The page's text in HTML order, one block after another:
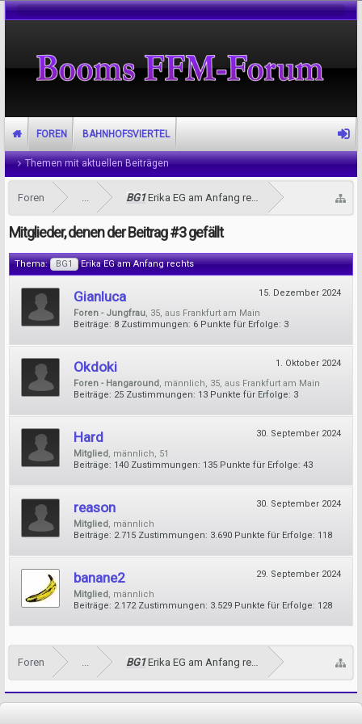
Foren ... BG1Erika EG am Anfang rechts
Mitglieder, denen der Beitrag #3 gefällt
Thema: BG1 Erika EG am Anfang rechts
15. Dezember 2024
Gianluca
Foren - Jungfrau, 35, aus Frankfurt am Main
Beiträge: 8 Zustimmungen: 6 Punkte für Erfolge: 3
1. Oktober 2024
Okdoki
Foren - Hangaround, männlich, 35, aus Frankfurt am Main
Beiträge: 25 Zustimmungen: 13 Punkte für Erfolge: 3
30. September 2024
Hard
Mitglied, männlich, 51
Beiträge: 140 Zustimmungen: 135 Punkte für Erfolge: 43
30. September 2024
reason
Mitglied, männlich
Beiträge: 2.715 Zustimmungen: 3.690 Punkte für Erfolge: 118
29. September 2024
banane2
Mitglied, männlich
Beiträge: 2.172 Zustimmungen: 3.529 Punkte für Erfolge: 128
Foren ... BG1Erika EG am Anfang rechts
FOREN
Themen mit aktuellen Beiträgen
BAHNHOFSVIERTEL